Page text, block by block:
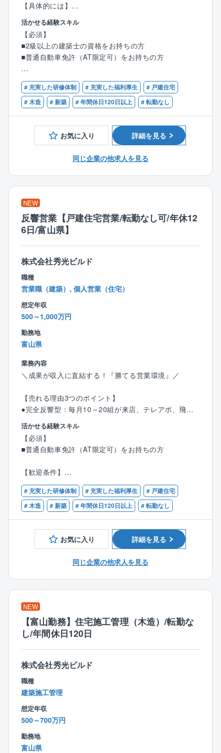
がほとんど。
手当も支給される上、実績や経験に応じてキャリアも
アップ。頑張りが必ず報われる環境です。
さらに、現場の管理1件ごとにインセンティブが支給さ
れるため、担当した分だけ収入がアップしていきま
す。
★効率的に業務を管理
現場の巡回や資料作成・整理など、業務時間を圧迫す
ることが多い施工管理職。
同社では、各現場を効率的に管理できるよう、施工管
理アプリシステム『ANDPAD』を導入。
直接現場へ行かなくても、いつでもどこでもスケジュ
ール・現状の把握が可能なため、移動に時間を取られ
【具体的には】
■CADを使った図面作成
■住宅や、小規模建築のプランニング・自由設計・企画
設計
■各所申請業務 など
※分業体制のため、設計業務のみに集中できます！
1人あたりの案件数は10件～15件程を担当。
お客様のご要望をもとに、住宅のコンセプトを決定。
見た目の美しさや機能性などを考慮しながら、外観内
装設計・図面作成・確認申請等を行います。
＜入社後の流れ＞
入社後は、3カ月～半年間のOJT研修を通じて業務を習
・座学研修
∟CADの使い方や打ち合わせ時のポイントを学びま
す。
・先輩社員との同行
∟まずは図面のトレースなど簡単な業務からスター
ト。
・独り立ちまでのサポート
∟未経験者でも約1年で独り立ちが可能。
経験者にはスキルに応じた業務をお任せします。
＜仕事の魅力＞
◆お客様の理想を叶えるやりがい◆
「こんな家を建てたい」というお客様の理想を叶えら
「子どもがのびのびと遊べる家が良い」「趣味の部屋
を作りたい」など希望はさまざまです！
お客様と直接関わることができるからこそ、一つひと
つのこだわりを実現できるやりがいがあります！
20代～60代まで幅広い年齢層の社員が活躍中。
いずれの拠点も、明るい声が響き、活気にあふれた雰
囲気で、わからないことがあれば気軽に質問できる環
境が整っています。
中途入社も多く、壁を感じることなく馴染むことがで
〈男女比〉4：6
≪商品ラインアップ≫
■ローコストで自由設計が可能な自由設計住宅シリーズ
■100種類以上の間取りや外観から選べる企画住宅シリ
る正直な会社です。
また、フル装備の住宅や高気密・高断熱・オール電化
住まいづくりを行っています。
活かせる経験スキル
【必須】
■2級以上の建築士の資格をお持ちの方
■普通自動車免許（AT限定可）をお持ちの方
【優遇条件】
■CADオペレーターのご経験
■建築設計のご経験
■設計事務所でのご経験
■建設業者・工務店・インテリア業界でのご経験
# 充実した研修体制 # 充実した福利厚生
# 戸建住宅
# 木造
# 新築 # 年間休日120日以上 # 転勤なし
お気に入り 詳細を見る
同じ企業の他求人を見る
NEW
反響営業【戸建住宅営業/転勤なし可/年休12
6日/富山県】
株式会社秀光ビルド
職種
営業職（建築）, 個人営業（住宅）
想定年収
500～1,000万円
勤務地
富山県
業務内容
＼成果が収入に直結する！『勝てる営業環境』／
【売れる理由3つのポイント】
●完全反響型：毎月10～20組が来店、テレアポ、飛び
込みは一切不要。
●成約率5～7割：購買意欲の高い前向きなお客様だけが
商談相手。ムダな商談を削り、決定率を最大化できま
す。
格”住宅。競合他社との比較検討において、常に優位性
を保てる商材です。
秀光ビルドの営業は、集客力と商材力が揃っているた
め、未経験でも成果が出しやすく、経験者は「打席に
立てば決まる」環境で、数字を爆発的に伸ばせます！
▼お客様の要望をヒアリング
▼ご希望に合うプランの提案
▼見積書や契約書の作成、手続
▼竣工時の立ち合い、引継ぎ
▼お引渡し、アフターフォロー
業務は明確に分業されており、設計、施工管理、アフ
ターなどの専門スタッフと連携しながら、営業はお客
様対応に集中できます。
【稼げる！報酬システム】
＼実力に合った収入を、着実に大きく伸ばせる／
●契約金額に応じてインセンティブを支給
●賞与は成果変動型で、1回200～400万円の実績あり
プレイヤーが多数活躍中
活かせる経験スキル
【必須】
■普通自動車免許（AT限定可）をお持ちの方
【歓迎条件】
■営業にチャレンジしたい方
■上昇志向・バイタリティのある方
■コミュニケーション能力がある方
■頑張りを正当に評価してほしい方
■オンとオフ、メリハリを持って働きたい方
# 充実した研修体制 # 充実した福利厚生
# 戸建住宅
# 木造
# 新築 # 年間休日120日以上 # 転勤なし
お気に入り 詳細を見る
同じ企業の他求人を見る
NEW
【富山勤務】住宅施工管理（木造）/転勤な
し/年間休日120日
株式会社秀光ビルド
職種
建築施工管理
想定年収
500～700万円
勤務地
富山県